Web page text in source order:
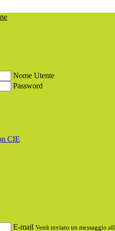
Nome Utente
Password
CIE
E-mail Verrà inviato un messaggio